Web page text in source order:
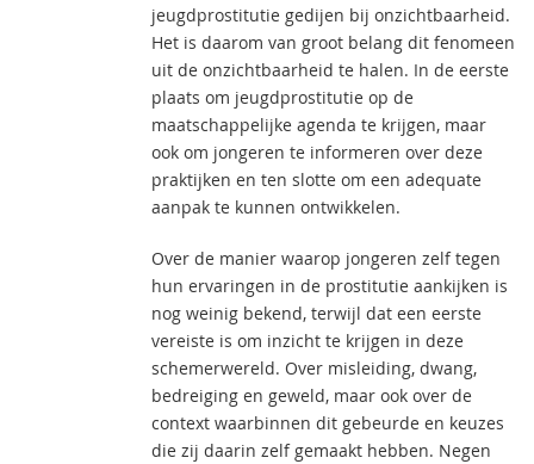
jeugdprostitutie gedijen bij onzichtbaarheid.
Het is daarom van groot belang dit fenomeen
uit de onzichtbaarheid te halen. In de eerste
plaats om jeugdprostitutie op de
maatschappelijke agenda te krijgen, maar
ook om jongeren te informeren over deze
praktijken en ten slotte om een adequate
aanpak te kunnen ontwikkelen.
Over de manier waarop jongeren zelf tegen
hun ervaringen in de prostitutie aankijken is
nog weinig bekend, terwijl dat een eerste
vereiste is om inzicht te krijgen in deze
schemerwereld. Over misleiding, dwang,
bedreiging en geweld, maar ook over de
context waarbinnen dit gebeurde en keuzes
die zij daarin zelf gemaakt hebben. Negen